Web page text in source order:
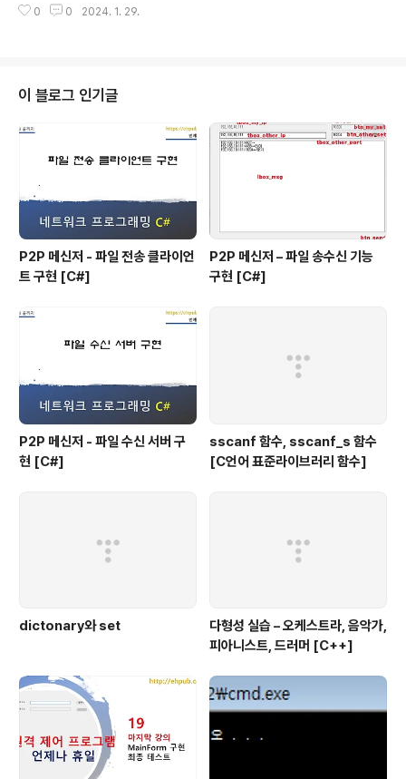
패 시 0 반환 gets 함수는 입력 버퍼의 크기를 전달받지 않아 버퍼의 크기를 모
함수 가이드 //char *gets(char *str); 표준 입력 스트림의 버퍼에서 문자열
을 읽는 함수 //문자열을 ..
0 0 2024. 1. 29.
이 블로그 인기글
P2P 메신저 - 파일 전송 클라이언
트 구현 [C#]
P2P 메신저 – 파일 송수신 기능
구현 [C#]
P2P 메신저 - 파일 수신 서버 구
현 [C#]
sscanf 함수, sscanf_s 함수
[C언어 표준라이브러리 함수]
dictonary와 set
다형성 실습 – 오케스트라, 음악가,
피아니스트, 드러머 [C++]